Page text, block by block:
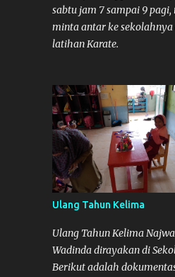
sabtu jam 7 sampai 9 pagi,
minta antar ke
latihan Karate.
Ulang Tahun Kelima
Ulang Tahun Kelima Najwa
Wadinda dirayakan di
Berikut adalah